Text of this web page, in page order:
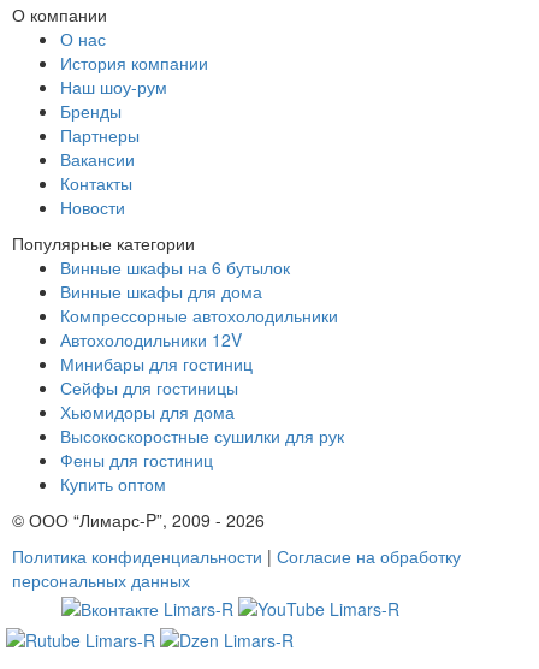
О компании
О нас
История компании
Наш шоу-рум
Бренды
Партнеры
Вакансии
Контакты
Новости
Популярные категории
Винные шкафы на 6 бутылок
Винные шкафы для дома
Компрессорные автохолодильники
Автохолодильники 12V
Минибары для гостиниц
Сейфы для гостиницы
Хьюмидоры для дома
Высокоскоростные сушилки для рук
Фены для гостиниц
Купить оптом
© ООО “Лимарс-P”, 2009 - 2026
Политика конфиденциальности | Согласие на обработку
персональных данных